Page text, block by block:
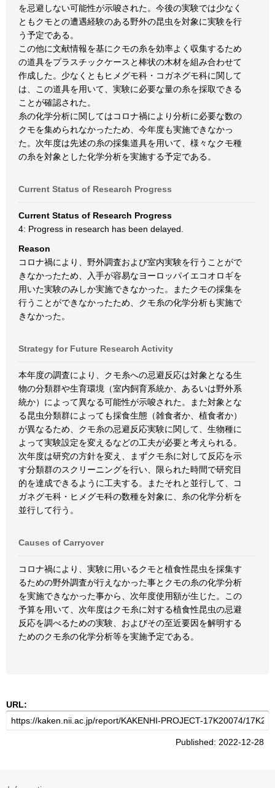
を忌避しない可能性が示唆された。今後の実験では少なく
ともクモとの遭遇経験のある野外の昆虫を対象に実験を行
う予定である。
この他に文献情報を基にクモの糸を効率よく収集するため
の道具をプラスチックケースと棒状の木材を組み合わせて
作成した。少なくともヒメグモ科・コガネグモ科に関して
は、この道具を用いて、実験に必要な量の糸を採取できる
ことが確認された。
糸の化学分析に関してはコロナ禍により分析に必要な数の
クモを集められなかったため、今年度も実施できなかっ
た。次年度は先述の糸の採集道具を用いて、様々なクモ種
の糸を対象とした化学分析を実施する予定である。
Current Status of Research Progress
Current Status of Research Progress
4: Progress in research has been delayed.
Reason
コロナ禍により、野外調査および室内実験を行うことがで
きなかったため、入手が容易なヨーロッパイエコオロギを
用いた実験のみしか実施できなかった。またクモの採集を
行うことができなかったため、クモ糸の化学分析も実施で
きなかった。
Strategy for Future Research Activity
本年度の調査により、クモ糸への忌避反応は対象となる生
物の分類群や生育環境（室内飼育系統か、あるいは野外系
統か）によって異なる可能性が示唆された。また対象とな
る昆虫分類群によっても採食生態（雑食者か、植食者か）
が異なるため、クモ糸の忌避反応実験に関して、生物種に
よって実験設定を変えるなどの工夫が必要と考えられる。
次年度は研究の方針を変え、まずクモ糸に対して反応を示
す分類群のスクリーニングを行い、限られた時間で研究目
的を達成できるように工夫する。またそれと並行して、コ
ガネグモ科・ヒメグモ科の数種を対象に、糸の化学分析を
並行して行う。
Causes of Carryover
コロナ禍により、実験に用いるクモと植食性昆虫を採集す
るための野外調査が行えなかった事とクモの糸の化学分析
を実施できなかった事から、次年度使用額が生じた。この
予算を用いて、次年度はクモ糸に対する植食性昆虫の忌避
反応を調べるための実験、およびその至近要因を解明する
ためのクモ糸の化学分析等を実施予定である。
URL:
Published: 2022-12-28